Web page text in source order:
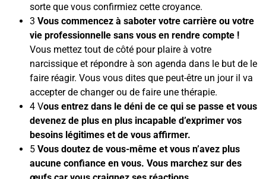
sorte que vous confirmiez cette croyance.
3 Vous commencez à saboter votre carrière ou votre
vie professionnelle sans vous en rendre compte !
Vous mettez tout de côté pour plaire à votre
narcissique et répondre à son agenda dans le but de le
faire réagir. Vous vous dites que peut-être un jour il va
accepter de changer ou de faire une thérapie.
4 Vous entrez dans le déni de ce qui se passe et vous
devenez de plus en plus incapable d’exprimer vos
besoins légitimes et de vous affirmer.
5 Vous doutez de vous-même et vous n’avez plus
aucune confiance en vous. Vous marchez sur des